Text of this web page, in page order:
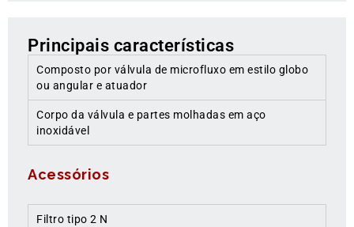
Principais características
Composto por válvula de microfluxo em estilo globo
ou angular e atuador
Corpo da válvula e partes molhadas em aço
inoxidável
Acessórios
Filtro tipo 2 N